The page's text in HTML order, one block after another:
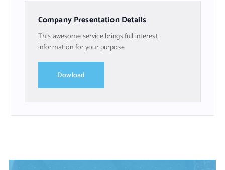
Company Presentation Details
This awesome service brings full interest
information for your purpose
Dowload